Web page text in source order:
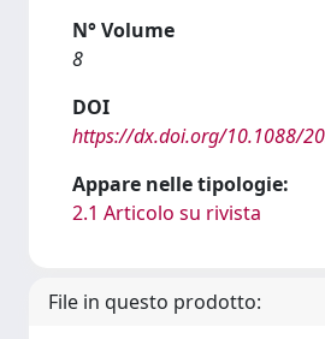
N° Volume
8
DOI
https://dx.doi.org/10.1088/
Appare nelle tipologie:
2.1 Articolo su rivista
File in questo prodotto: